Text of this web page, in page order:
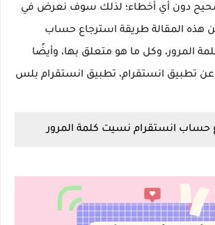
دون أي أخطاء؛ لذلك سوف نعرض في
هذه المقالة طريقة استرجاع حساب
المرور، وكل ما هو متعلق بها، وأيضًا
تطبيق انستقرام، تطبيق انستقرام بلس
حساب انستقرام نسيت كلمة المرور